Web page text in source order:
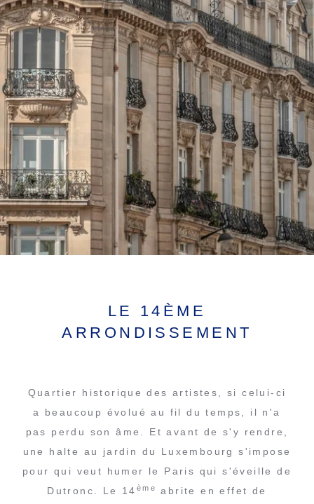
LE 14ÈME
ARRONDISSEMENT
Quartier historique des artistes, si celui-ci
a beaucoup évolué au fil du temps, il n'a
pas perdu son âme. Et avant de s'y rendre,
une halte au jardin du Luxembourg s'impose
pour qui veut humer le Paris qui s'éveille de
Dutronc. Le 14 ème
abrite en effet de